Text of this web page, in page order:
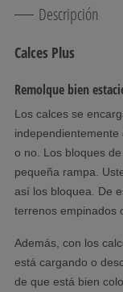
Descripción
Calces Plus
Remolque bien
Los calces se
o no. Los bloques
pequeña rampa.
así los bloquea. De
terrenos empinados
Además, con los
está cargando o
de que está bien